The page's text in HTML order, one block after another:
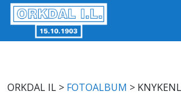
ORKDAL IL > FOTOALBUM >